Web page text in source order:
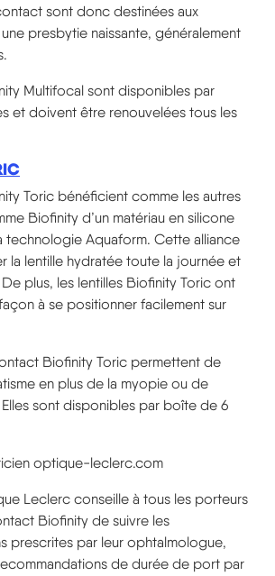
sont donc destinées aux
presbytie naissante, généralement
Multifocal sont disponibles par
et doivent être renouvelées tous les
Toric bénéficient comme les autres
Biofinity d’un matériau en silicone
technologie Aquaform. Cette alliance
la lentille hydratée toute la journée et
De plus, les lentilles Biofinity Toric ont
à se positionner facilement sur
Biofinity Toric permettent de
en plus de la myopie ou de
sont disponibles par boîte de 6
optique-leclerc.com
Leclerc conseille à tous les porteurs
Biofinity de suivre les
prescrites par leur ophtalmologue,
de durée de port par